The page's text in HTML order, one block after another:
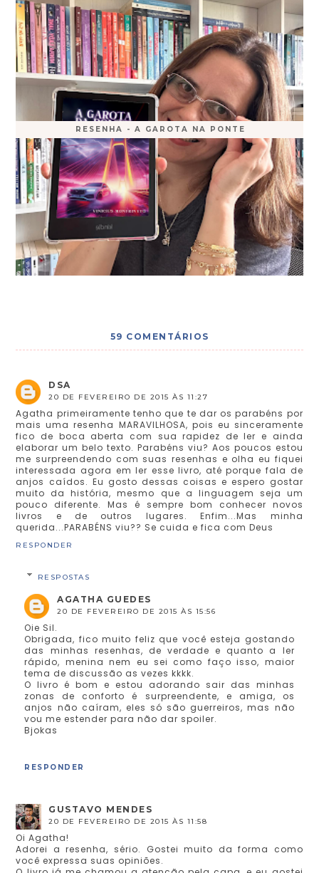
RESENHA - A GAROTA NA PONTE
59 COMENTÁRIOS
DSA
20 DE FEVEREIRO DE 2015 ÀS 11:27
Agatha primeiramente tenho que te dar os parabéns por
mais uma resenha MARAVILHOSA, pois eu sinceramente
fico de boca aberta com sua rapidez de ler e ainda
elaborar um belo texto. Parabéns viu? Aos poucos estou
me surpreendendo com suas resenhas e olha eu fiquei
interessada agora em ler esse livro, até porque fala de
anjos caídos. Eu gosto dessas coisas e espero gostar
muito da história, mesmo que a linguagem seja um
pouco diferente. Mas é sempre bom conhecer novos
livros e de outros lugares. Enfim...Mas minha
querida...PARABÉNS viu?? Se cuida e fica com Deus
RESPONDER
RESPOSTAS
AGATHA GUEDES
20 DE FEVEREIRO DE 2015 ÀS 15:56
Oie Sil.
Obrigada, fico muito feliz que você esteja gostando
das minhas resenhas, de verdade e quanto a ler
rápido, menina nem eu sei como faço isso, maior
tema de discussão as vezes kkkk.
O livro é bom e estou adorando sair das minhas
zonas de conforto é surpreendente, e amiga, os
anjos não caíram, eles só são guerreiros, mas não
vou me estender para não dar spoiler.
Bjokas
RESPONDER
GUSTAVO MENDES
20 DE FEVEREIRO DE 2015 ÀS 11:58
Oi Agatha!
Adorei a resenha, sério. Gostei muito da forma como
você expressa suas opiniões.